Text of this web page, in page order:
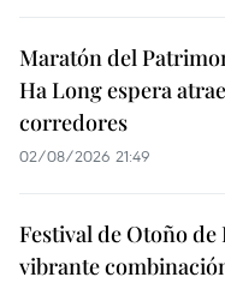
Maratón del
Ha Long espera
corredores
02/08/2026 21:49
Festival de Otoño
vibrante